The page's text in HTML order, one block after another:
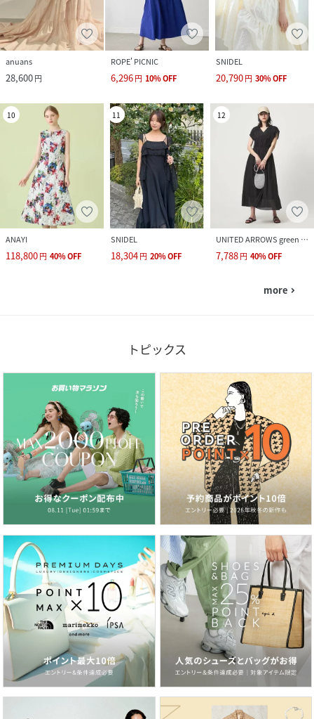
anuans
28,600円
ROPE' PICNIC
6,296円 10%OFF
SNIDEL
20,790円 30%OFF
10
ANAYI
118,800円 40%OFF
11
SNIDEL
18,304円 20%OFF
12
UNITED ARROWS green label relaxing
7,788円 40%OFF
more navigate_next
トピックス